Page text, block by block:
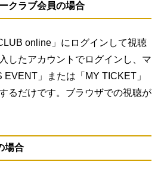
クラブ会員の場合
online」にログインして視聴
したアカウントでログインし、マ
EVENT」または「MY TICKET」
るだけです。ブラウザでの視聴が
場合